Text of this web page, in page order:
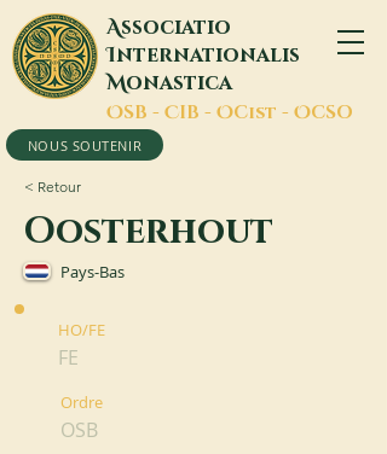
Associatio
Internationalis
Monastica
OSB - CIB - OCist - OCSO
NOUS SOUTENIR
< Retour
Oosterhout
Pays-Bas
HO/FE
FE
Ordre
OSB